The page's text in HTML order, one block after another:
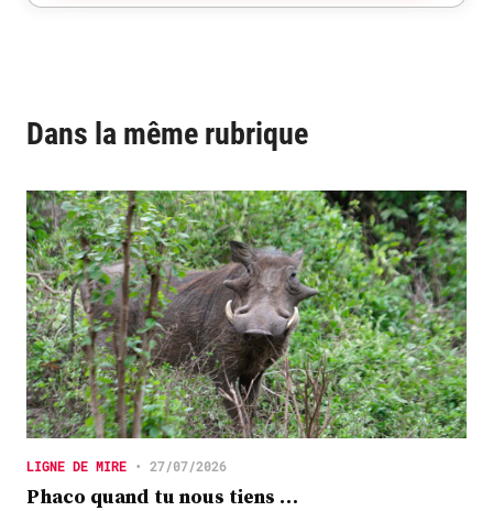
Dans la même rubrique
LIGNE DE MIRE • 27/07/2026
Phaco quand tu nous tiens …